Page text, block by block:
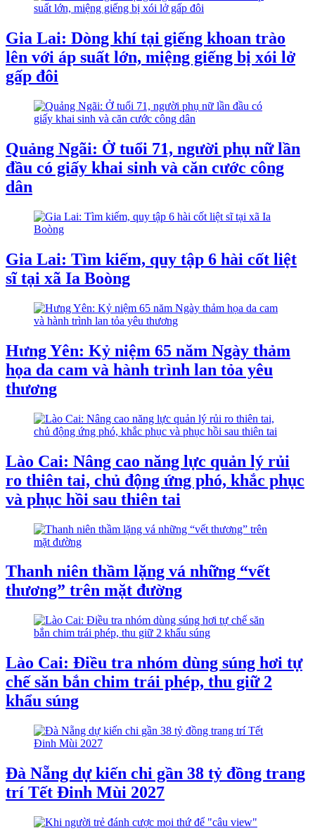
Gia Lai: Dòng khí tại giếng khoan trào
lên với áp suất lớn, miệng giếng bị xói lở
gấp đôi
Quảng Ngãi: Ở tuổi 71, người phụ nữ lần
đầu có giấy khai sinh và căn cước công
dân
Gia Lai: Tìm kiếm, quy tập 6 hài cốt liệt
sĩ tại xã Ia Boòng
Hưng Yên: Kỷ niệm 65 năm Ngày thảm
họa da cam và hành trình lan tỏa yêu
thương
Lào Cai: Nâng cao năng lực quản lý rủi
ro thiên tai, chủ động ứng phó, khắc phục
và phục hồi sau thiên tai
Thanh niên thầm lặng vá những “vết
thương” trên mặt đường
Lào Cai: Điều tra nhóm dùng súng hơi tự
chế săn bắn chim trái phép, thu giữ 2
khẩu súng
Đà Nẵng dự kiến chi gần 38 tỷ đồng trang
trí Tết Đinh Mùi 2027